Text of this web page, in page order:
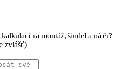
na montáž, šindel a nátěr?
zvlášť)